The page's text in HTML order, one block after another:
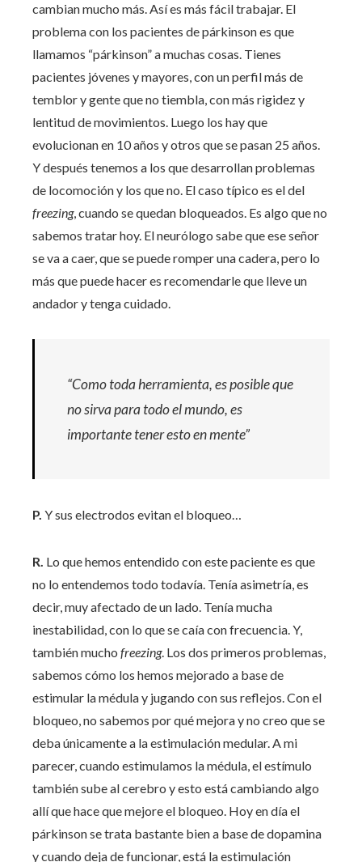
cambian mucho más. Así es más fácil trabajar. El
problema con los pacientes de párkinson es que
llamamos “párkinson” a muchas cosas. Tienes
pacientes jóvenes y mayores, con un perfil más de
temblor y gente que no tiembla, con más rigidez y
lentitud de movimientos. Luego los hay que
evolucionan en 10 años y otros que se pasan 25 años.
Y después tenemos a los que desarrollan problemas
de locomoción y los que no. El caso típico es el del
freezing, cuando se quedan bloqueados. Es algo que no
sabemos tratar hoy. El neurólogo sabe que ese señor
se va a caer, que se puede romper una cadera, pero lo
más que puede hacer es recomendarle que lleve un
andador y tenga cuidado.
“Como toda herramienta, es posible que
no sirva para todo el mundo, es
importante tener esto en mente”
P. Y sus electrodos evitan el bloqueo…
R. Lo que hemos entendido con este paciente es que
no lo entendemos todo todavía. Tenía asimetría, es
decir, muy afectado de un lado. Tenía mucha
inestabilidad, con lo que se caía con frecuencia. Y,
también mucho freezing. Los dos primeros problemas,
sabemos cómo los hemos mejorado a base de
estimular la médula y jugando con sus reflejos. Con el
bloqueo, no sabemos por qué mejora y no creo que se
deba únicamente a la estimulación medular. A mi
parecer, cuando estimulamos la médula, el estímulo
también sube al cerebro y esto está cambiando algo
allí que hace que mejore el bloqueo. Hoy en día el
párkinson se trata bastante bien a base de dopamina
y cuando deja de funcionar, está la estimulación